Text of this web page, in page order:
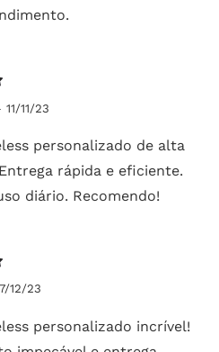
11/11/23
personalizado de alta
rápida e eficiente.
diário. Recomendo!
12/23
personalizado incrível!